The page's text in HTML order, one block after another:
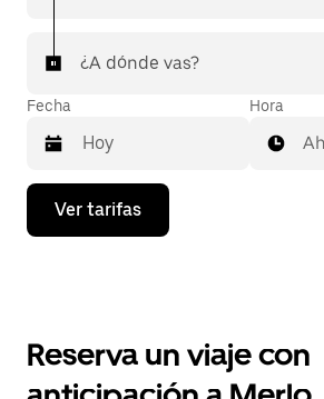
¿A dónde vas?
Fecha
Presiona
flecha
el
Hora
Ver tarifas
Reserva un viaje con